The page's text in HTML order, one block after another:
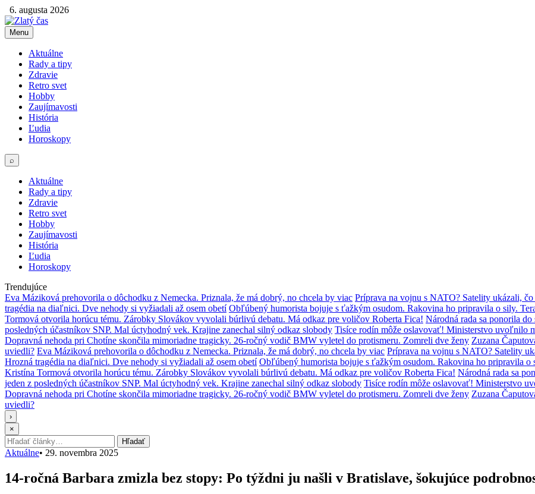
6. augusta 2026
Menu
Aktuálne
Rady a tipy
Zdravie
Retro svet
Hobby
Zaujímavosti
História
Ľudia
Horoskopy
⌕
Aktuálne
Rady a tipy
Zdravie
Retro svet
Hobby
Zaujímavosti
História
Ľudia
Horoskopy
Trendujúce
Eva Máziková prehovorila o dôchodku z Nemecka. Priznala, že má dobrý, no chcela by viac Príprava na vojnu s NATO? Satelity ukázali,
tragédia na diaľnici. Dve nehody si vyžiadali až osem obetí Obľúbený humorista bojuje s ťažkým osudom. Rakovina ho pripravila o sily.
Tormová otvorila horúcu tému. Zárobky Slovákov vyvolali búrlivú debatu. Má odkaz pre voličov Roberta Fica! Národná rada sa ponorila
posledných účastníkov SNP. Mal úctyhodný vek. Krajine zanechal silný odkaz slobody Tisíce rodín môže oslavovať! Ministerstvo uvoľnilo
Dopravná nehoda pri Chotíne skončila mimoriadne tragicky. 26-ročný vodič BMW vyletel do protismeru. Zomreli dve ženy Zuzana
uviedli? Eva Máziková prehovorila o dôchodku z Nemecka. Priznala, že má dobrý, no chcela by viac Príprava na vojnu s NATO? Satelity
Hrozná tragédia na diaľnici. Dve nehody si vyžiadali až osem obetí Obľúbený humorista bojuje s ťažkým osudom. Rakovina ho pripravila o
Kristína Tormová otvorila horúcu tému. Zárobky Slovákov vyvolali búrlivú debatu. Má odkaz pre voličov Roberta Fica! Národná rada sa
jeden z posledných účastníkov SNP. Mal úctyhodný vek. Krajine zanechal silný odkaz slobody Tisíce rodín môže oslavovať! Ministerstvo
Dopravná nehoda pri Chotíne skončila mimoriadne tragicky. 26-ročný vodič BMW vyletel do protismeru. Zomreli dve ženy Zuzana
uviedli?
›
×
Hľadať: Hľadať
Aktuálne• 29. novembra 2025
14-ročná Barbara zmizla bez stopy: Po týždni ju našli v Bratislave, šokujúce